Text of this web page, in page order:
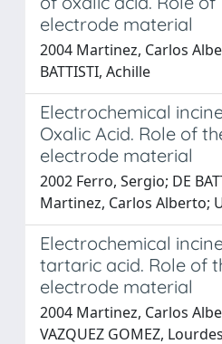
electrode material
2004 Martinez, Carlos
BATTISTI, Achille
Electrochemical
Oxalic Acid. Role of
electrode material
2002 Ferro, Sergio; DE
Martinez, Carlos Alberto;
Electrochemical
tartaric acid. Role of
electrode material
2004 Martinez, Carlos
VAZQUEZ GOMEZ,